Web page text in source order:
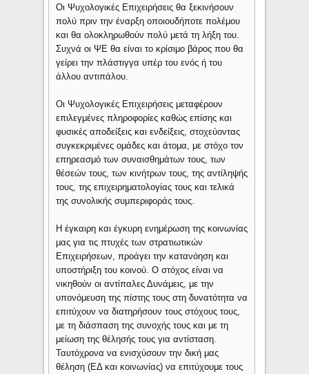
Οι Ψυχολογικές Επιχειρήσεις θα ξεκινήσουν
πολύ πριν την έναρξη οποιουδήποτε πολέμου
και θα ολοκληρωθούν πολύ μετά τη λήξη του.
Συχνά οι ΨΕ θα είναι το κρίσιμο βάρος που θα
γείρει την πλάστιγγα υπέρ του ενός ή του
άλλου αντιπάλου.
Οι Ψυχολογικές Επιχειρήσεις μεταφέρουν
επιλεγμένες πληροφορίες καθώς επίσης και
φυσικές αποδείξεις και ενδείξεις, στοχεύοντας
συγκεκριμένες ομάδες και άτομα, με στόχο τον
επηρεασμό των συναισθημάτων τους, των
θέσεών τους, των κινήτρων τους, της αντίληψής
τους, της επιχειρηματολογίας τους και τελικά
της συνολικής συμπεριφοράς τους.
Η έγκαιρη και έγκυρη ενημέρωση της κοινωνίας
μας για τις πτυχές των στρατιωτικών
Επιχειρήσεων, προάγει την κατανόηση και
υποστήριξη του κοινού. Ο στόχος είναι να
νικηθούν οι αντίπαλες Δυνάμεις, με την
υπονόμευση της πίστης τους στη δυνατότητα να
επιτύχουν να διατηρήσουν τους στόχους τους,
με τη διάσπαση της συνοχής τους και με τη
μείωση της θέλησής τους για αντίσταση.
Ταυτόχρονα να ενισχύσουν την δική μας
θέληση (ΕΔ και κοινωνίας) να επιτύχουμε τους